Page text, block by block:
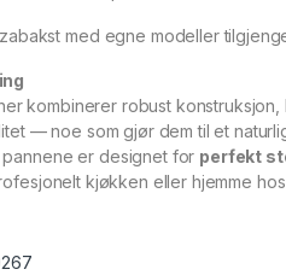
med egne modeller
kombinerer robust
— noe som gjør dem til et
pannene er designet for perfekt
kjøkken eller hjemme hos